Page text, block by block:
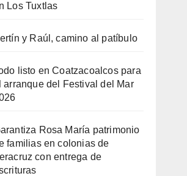
Los Tuxtlas
y Raúl, camino al patíbulo
listo en Coatzacoalcos para
arranque del Festival del Mar
Rosa María patrimonio
familias en colonias de
con entrega de